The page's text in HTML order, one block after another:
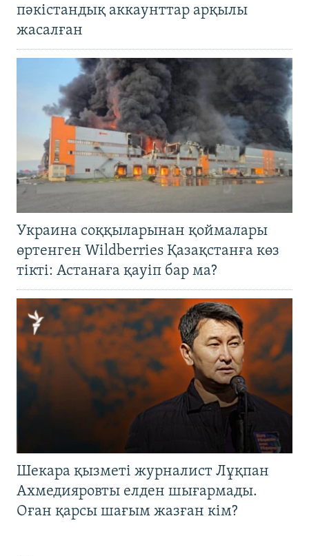
пәкістандық аккаунттар арқылы
жасалған
Украина соққыларынан қоймалары
өртенген Wildberries Қазақстанға көз
тікті: Астанаға қауіп бар ма?
Шекара қызметі журналист Лұқпан
Ахмедияровты елден шығармады.
Оған қарсы шағым жазған кім?